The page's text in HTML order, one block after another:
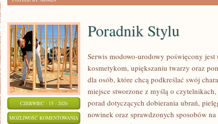
CZERWIEC - 15 - 2026
MOŻLIWOŚĆ KOMENTOWANIA PORADNIK
Poradnik Stylu
Serwis modowo-urodowy poświęcony
kosmetykom, upiększaniu twarzy oraz
dla osób, które chcą podkreślać swój
miejsce stworzone z myślą o
porad dotyczących dobierania ubrań,
nowinek oraz sprawdzonych sposobów